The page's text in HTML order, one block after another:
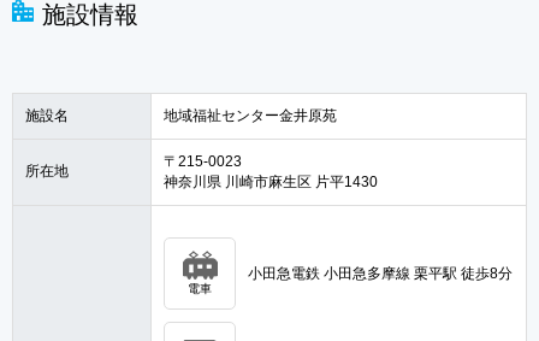
施設情報
施設名 地域福祉センター金井原苑
所在地
〒215-0023
神奈川県 川崎市麻生区 片平1430
電車
小田急電鉄 小田急多摩線 栗平駅 徒歩8分